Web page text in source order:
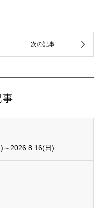
事
2026.8.16(日)